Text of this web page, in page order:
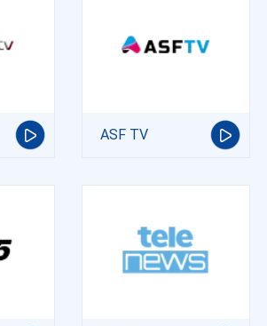
ASF TV